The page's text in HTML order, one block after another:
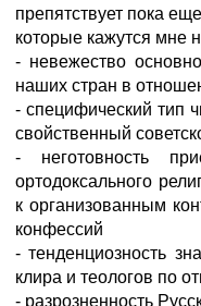
препятствует пока
которые кажутся мне
- невежество
наших стран в
- специфический тип
свойственный
- неготовность
ортодоксального
к организованным
конфессий
- тенденциозность
клира и теологов по
- разрозненность